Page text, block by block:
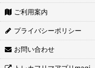
ご利用案内
プライバシーポリシー
お問い合わせ